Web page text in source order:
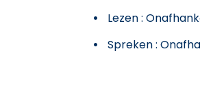
Lezen :
Spreken :